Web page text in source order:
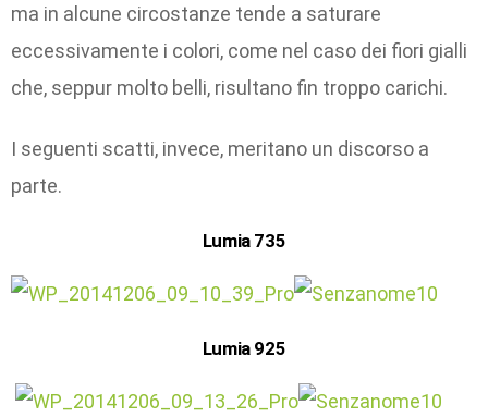
ma in alcune circostanze tende a saturare
eccessivamente i colori, come nel caso dei fiori gialli
che, seppur molto belli, risultano fin troppo carichi.
I seguenti scatti, invece, meritano un discorso a
parte.
Lumia 735
Lumia 925